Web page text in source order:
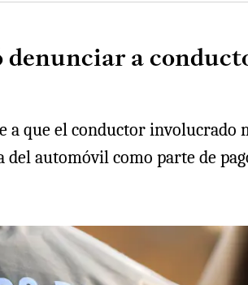
a
que el conductor involucrado
automóvil como parte de